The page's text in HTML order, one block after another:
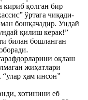
кириб қолган бир
ўртага чиқади-
бошқачадир. Ундай
қилиш керак!”
билан бошланган
оқлаш
жиҳатлари
ҳам инсон”
хотинини еб